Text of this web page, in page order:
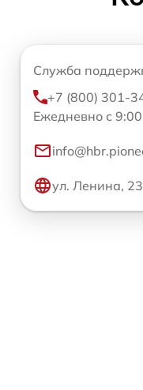
Служба
+7 (800) 301-
Ежедневно с
ул. Ленина, 23